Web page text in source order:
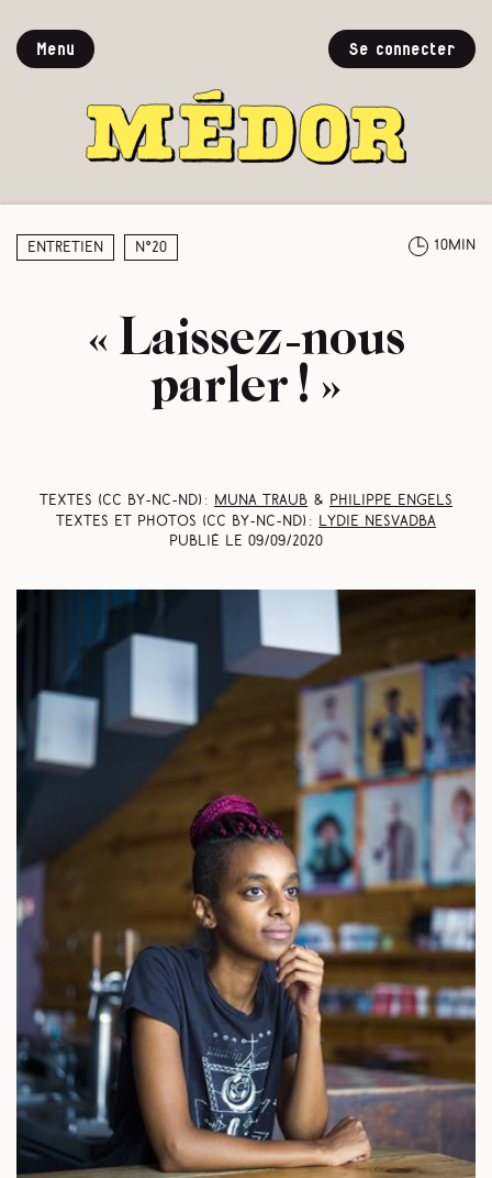
Menu Se connecter
Entretien N°20 10min
« Laissez-nous
parler ! »
Textes (CC BY-NC-ND) : Muna Traub & Philippe Engels
Textes et photos (CC BY-NC-ND) :
Lydie Nesvadba
Publié le 09/09/2020